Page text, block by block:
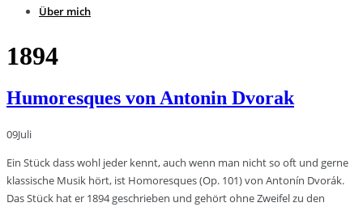
Über mich
1894
Humoresques von Antonin Dvorak
09Juli
Ein Stück dass wohl jeder kennt, auch wenn man nicht so oft und gerne
klassische Musik hört, ist Homoresques (Op. 101) von Antonín Dvorák.
Das Stück hat er 1894 geschrieben und gehört ohne Zweifel zu den